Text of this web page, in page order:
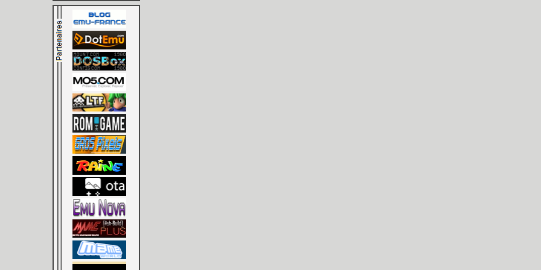
[GK] Roblox : l'action en
[GK] Agenda - GeForce
[LS] [PS5] ps5-y2jb-
[GK] Pourquoi Marvel
[GK] Test : Restory : Chill
[GK] GTA 6 : Rockstar
[GK] Hot Wheels Infinite
[GK] Mémoire cash -
[GK] Résultats Nintendo :
[GK] Déjà des
[GK] "Vous ne serez